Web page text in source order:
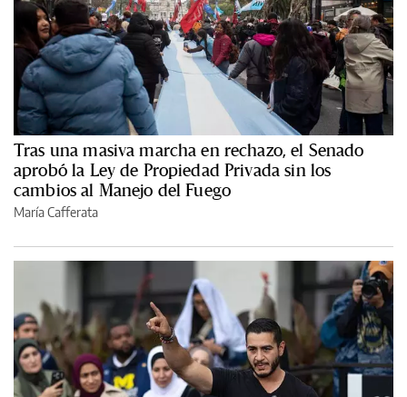
Tras una masiva marcha en rechazo, el Senado
aprobó la Ley de Propiedad Privada sin los
cambios al Manejo del Fuego
María Cafferata